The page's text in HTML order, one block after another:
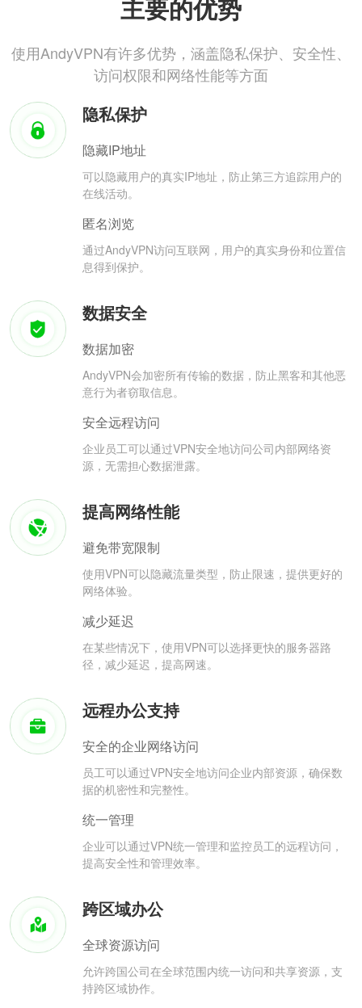
主要的优势
使用AndyVPN有许多优势，涵盖隐私保护、安全性、
访问权限和网络性能等方面
隐私保护
隐藏IP地址
可以隐藏用户的真实IP地址，防止第三方追踪用户的
在线活动。
匿名浏览
通过AndyVPN访问互联网，用户的真实身份和位置信
息得到保护。
数据安全
数据加密
AndyVPN会加密所有传输的数据，防止黑客和其他恶
意行为者窃取信息。
安全远程访问
企业员工可以通过VPN安全地访问公司内部网络资
源，无需担心数据泄露。
提高网络性能
避免带宽限制
使用VPN可以隐藏流量类型，防止限速，提供更好的
网络体验。
减少延迟
在某些情况下，使用VPN可以选择更快的服务器路
径，减少延迟，提高网速。
远程办公支持
安全的企业网络访问
员工可以通过VPN安全地访问企业内部资源，确保数
据的机密性和完整性。
统一管理
企业可以通过VPN统一管理和监控员工的远程访问，
提高安全性和管理效率。
跨区域办公
全球资源访问
允许跨国公司在全球范围内统一访问和共享资源，支
持跨区域协作。